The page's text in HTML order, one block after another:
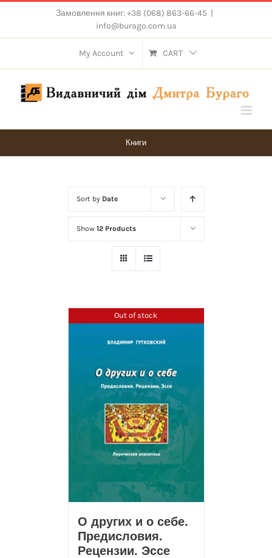
content
Замовлення книг: +38 (068) 863-66-45 |
info@burago.com.ua
My Account CART
Книги
Sort by Date
Show 12 Products
Out of stock
О других и о себе.
Предисловия.
Рецензии. Эссе